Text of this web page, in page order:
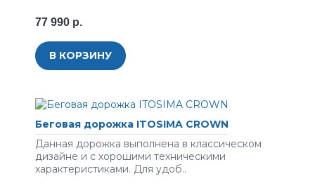
77 990 р.
В КОРЗИНУ
Беговая дорожка ITOSIMA CROWN
Данная дорожка выполнена в классическом
дизайне и с хорошими техническими
характеристиками. Для удоб..